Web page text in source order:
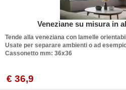
Veneziane su misura in
Tende alla veneziana con lamelle
Usate per separare ambienti o ad
Cassonetto mm: 36x36
€ 36,9